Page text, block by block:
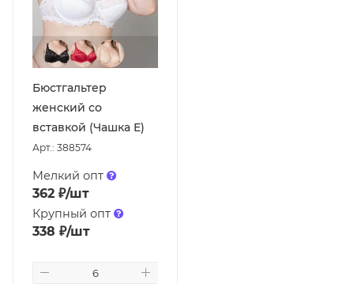
Бюстгальтер
женский со
вставкой (Чашка E)
Арт.: 388574
Мелкий опт
362 ₽/шт
Крупный опт
338 ₽/шт